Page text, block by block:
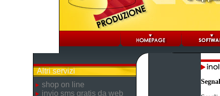
Altri servizi
shop on line
invio sms gratis da web